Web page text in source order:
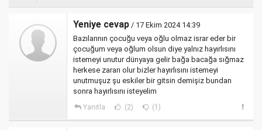
Yeniye cevap / 17 Ekim 2024 14:39
Bazılarının çocuğu veya oğlu olmaz israr eder bir
çocuğum veya oğlum olsun diye yalnız hayırlısını
istemeyi unutur dünyaya gelir bağa bacağa sığmaz
herkese zararı olur bizler hayırlısını istemeyi
unutmuşuz şu eskiler bir gitsin demişiz bundan
sonra hayırlısını isteyelim
Yanıtla (2) (1)